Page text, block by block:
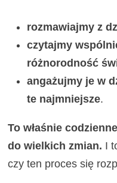
rozmawiajmy z
czytajmy
różnorodność
angażujmy je w
te najmniejsze.
To właśnie
do wielkich zmian. I
czy ten proces się